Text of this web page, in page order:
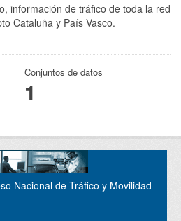
información de tráfico de toda la red
Cataluña y País Vasco.
Conjuntos de datos
1
Nacional de Tráfico y Movilidad